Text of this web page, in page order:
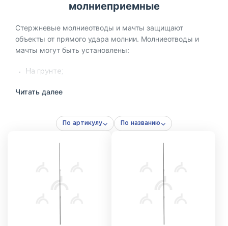
молниеприемные
Стержневые молниеотводы и мачты защищают
объекты от прямого удара молнии. Молниеотводы и
мачты могут быть установлены:
На грунте;
На фасаде здания.
Стержневой молниеотвод представляет собой готовую
(элементы заземления в состав молниеотвода не
типа грунта).
Читать далее
По артикулу По названию